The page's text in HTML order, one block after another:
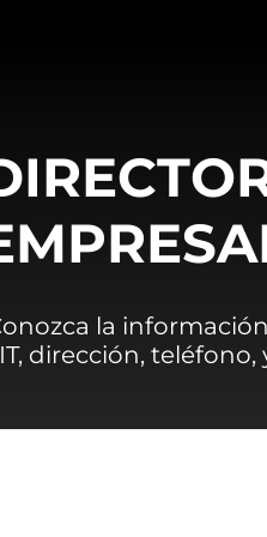
la
dirección,